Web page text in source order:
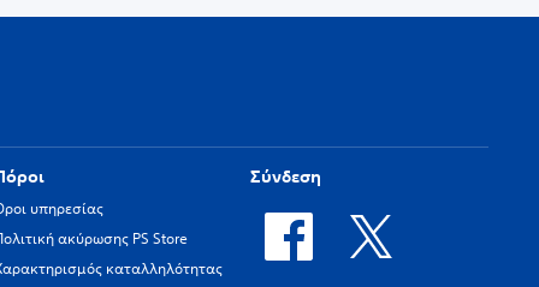
υπηρεσίας
ακύρωσης PS Store
καταλληλότητας
Σύνδεση